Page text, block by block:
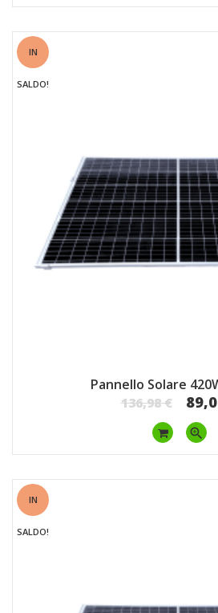
Pannello Solare
136,98 €
zoom_in
IN
SALDO!
IN
SALDO!